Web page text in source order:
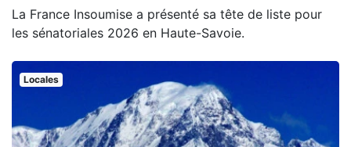
La France Insoumise a présenté sa tête de liste pour
les sénatoriales 2026 en Haute-Savoie.
Locales